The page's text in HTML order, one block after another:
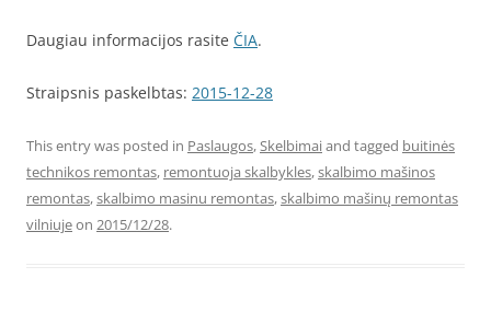
Daugiau informacijos rasite ČIA.
Straipsnis paskelbtas: 2015-12-28
This entry was posted in Paslaugos,Skelbimaiand tagged buitinės
technikos remontas, remontuoja skalbykles,skalbimo mašinos
remontas,skalbimo masinu remontas,skalbimo mašinų remontas
vilniujeon 2015/12/28.